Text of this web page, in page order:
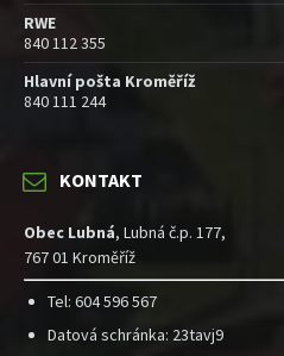
RWE
840 112 355
Hlavní pošta Kroměříž
840 111 244
KONTAKT
Obec Lubná, Lubná č.p. 177,
767 01 Kroměříž
Tel: 604 596 567
Datová schránka: 23tavj9